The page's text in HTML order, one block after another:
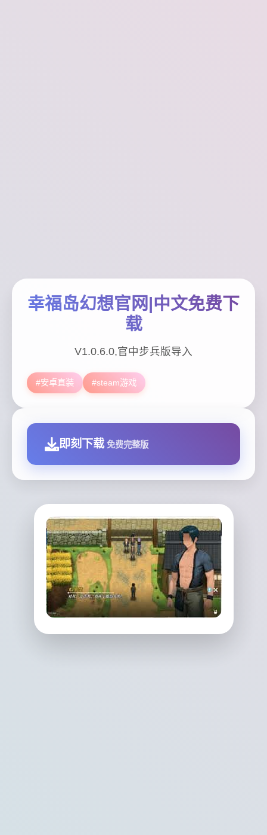
幸福岛幻想官网|中文免费下
载
V1.0.6.0,官中步兵版导入
#安卓直装 #steam游戏
即刻下载 免费完整版